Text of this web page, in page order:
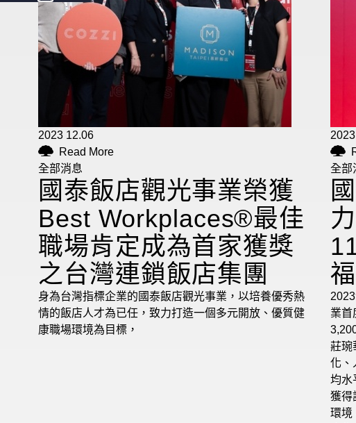
2023 12.06
Read More
全部消息
國泰飯店觀光事業榮獲
Best Workplaces®最佳
職場肯定成為首家獲獎
之台灣連鎖飯店集團
身為台灣指標企業的國泰飯店觀光事業，以培養優秀熱
情的飯店人才為已任，致力打造一個多元開放、優質健
康職場環境為目標，
全部
業首
莊琬
化、
均水
獲得
環境